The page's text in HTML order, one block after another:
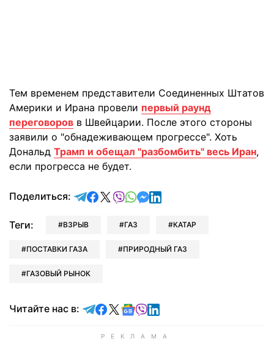
Тем временем представители Соединенных Штатов
Америки и Ирана провели первый раунд
переговоров в Швейцарии. После этого стороны
заявили о "обнадеживающем прогрессе". Хоть
Дональд Трамп и обещал "разбомбить" весь Иран,
если прогресса не будет.
Поделиться: отправить в Telegram
поделиться в Facebook
поделиться в X
отправить в Viber
отправить в Whatsapp
отправить в Messenger
отправить в LinkedIn
Теги: ВЗРЫВ ГАЗ КАТАР
ПОСТАВКИ ГАЗА ПРИРОДНЫЙ ГАЗ
ГАЗОВЫЙ РЫНОК
Читайте нас в: Читайте в Telegram
Читайте в Facebook
Читайте в X
Читайте в Google news
Читайте в Viber
Читайте в LinkedIn